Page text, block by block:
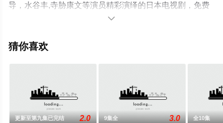
导，水谷丰,寺胁康文等演员精彩演绎的日本电视剧，免费
观看高清未删减完整版电视剧全集就上天堂电影网，更多
解。

猜你喜欢
更新至第九集已完结 2.0 9集全 3.0 全10集